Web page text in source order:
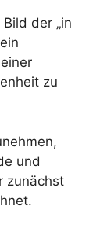
der „in
zu
und
zunächst